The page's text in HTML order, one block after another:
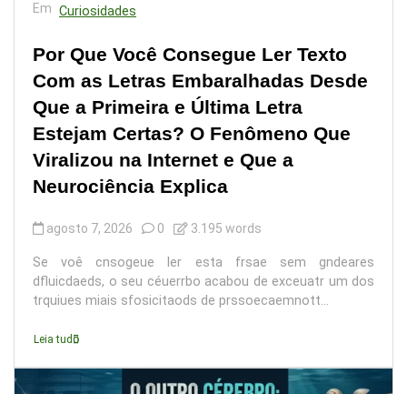
Em Curiosidades
Por Que Você Consegue Ler Texto
Com as Letras Embaralhadas Desde
Que a Primeira e Última Letra
Estejam Certas? O Fenômeno Que
Viralizou na Internet e Que a
Neurociência Explica
agosto 7, 2026 0 3.195 words
Se voê cnsogeue ler esta frsae sem gndeares
dfluicdaeds, o seu céuerrbo acabou de exceuatr um dos
trquiues miais sfosicitaods de prssoecaemnott...
Leia tudo